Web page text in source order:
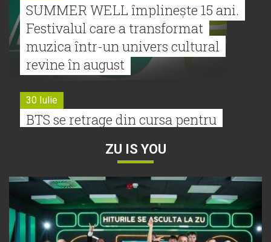
SUMMER WELL împlinește 15 ani.
Festivalul care a transformat
muzica într-un univers cultural
revine în august
30 Iulie
BTS se retrage din cursa pentru
Tyla a lansat un nou album:
„A*Pop”
ZU IS YOU